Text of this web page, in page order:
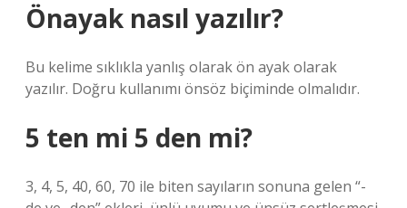
Önayak nasıl yazılır?
Bu kelime sıklıkla yanlış olarak ön ayak olarak
yazılır. Doğru kullanımı önsöz biçiminde olmalıdır.
5 ten mi 5 den mi?
3, 4, 5, 40, 60, 70 ile biten sayıların sonuna gelen “-